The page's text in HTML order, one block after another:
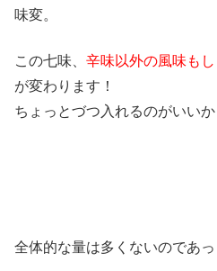
味変。
この七味、 辛味以外の風味も
が変わります！
ちょっとづつ入れるのがいいか
全体的な量は多くないのであ